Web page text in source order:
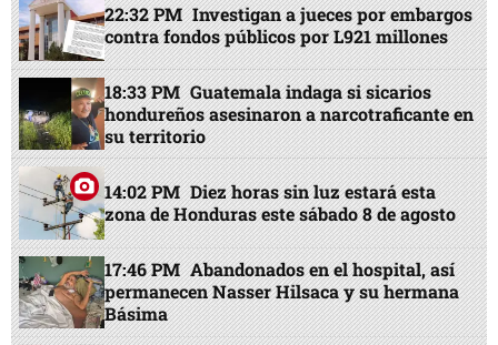
22:32 PM Investigan a jueces por embargos
contra fondos públicos por L921 millones
18:33 PM Guatemala indaga si sicarios
hondureños asesinaron a narcotraficante en
su territorio
14:02 PM Diez horas sin luz estará esta
zona de Honduras este sábado 8 de agosto
17:46 PM Abandonados en el hospital, así
permanecen Nasser Hilsaca y su hermana
Básima